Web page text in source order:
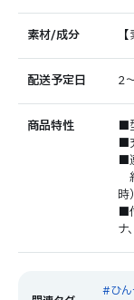
素材/成分
配送予定日 2
商品特性
■
■
■
時）
■
ナ
ひん